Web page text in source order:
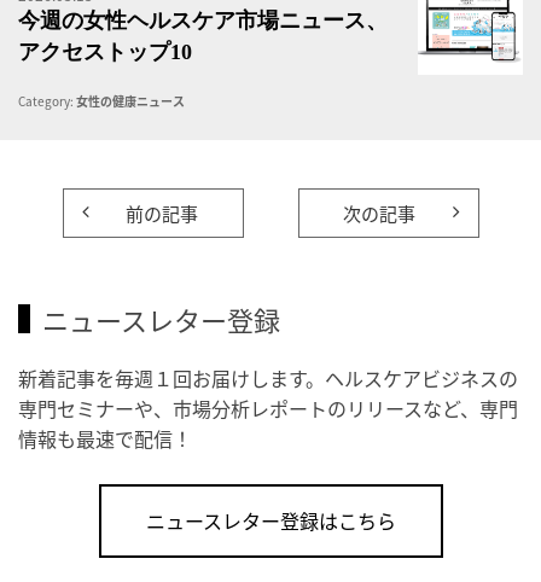
今週の女性ヘルスケア市場ニュース、
アクセストップ10
Category: 女性の健康ニュース
前の記事 次の記事
ニュースレター登録
新着記事を毎週１回お届けします。ヘルスケアビジネスの
専門セミナーや、市場分析レポートのリリースなど、専門
情報も最速で配信！
ニュースレター登録はこちら